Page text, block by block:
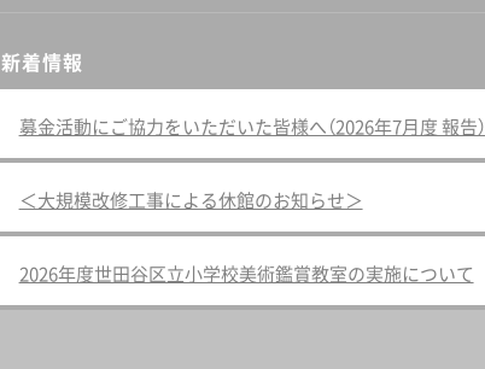
新着情報
募金活動にご協力をいただいた皆様へ（2026年7月度 報告）
＜大規模改修工事による休館のお知らせ＞
2026年度世田谷区立小学校美術鑑賞教室の実施について